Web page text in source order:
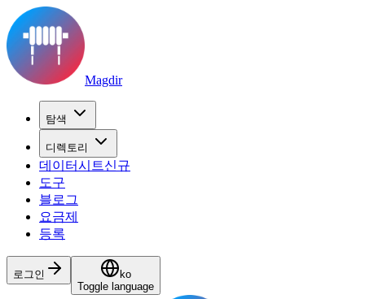
Magdir
탐색
디렉토리
데이터시트신규
도구
블로그
요금제
등록
로그인
ko
Toggle language